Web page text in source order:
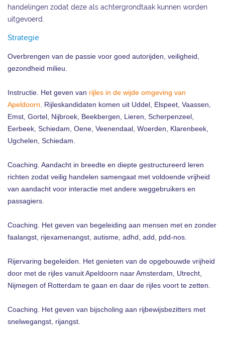
handelingen zodat deze als achtergrondtaak kunnen worden
uitgevoerd.
Strategie
Overbrengen van de passie voor goed autorijden, veiligheid,
gezondheid milieu.
Instructie. Het geven van rijles in de wijde omgeving van
Apeldoorn . Rijleskandidaten komen uit Uddel, Elspeet, Vaassen,
Emst, Gortel, Nijbroek, Beekbergen, Lieren, Scherpenzeel,
Eerbeek, Schiedam, Oene, Veenendaal, Woerden, Klarenbeek,
Ugchelen, Schiedam.
Coaching. Aandacht in breedte en diepte gestructureerd leren
richten zodat veilig handelen samengaat met voldoende vrijheid
van aandacht voor interactie met andere weggebruikers en
passagiers.
Coaching. Het geven van begeleiding aan mensen met en zonder
faalangst, rijexamenangst, autisme, adhd, add, pdd-nos.
Rijervaring begeleiden. Het genieten van de opgebouwde vrijheid
door met de rijles vanuit Apeldoorn naar Amsterdam, Utrecht,
Nijmegen of Rotterdam te gaan en daar de rijles voort te zetten.
Coaching. Het geven van bijscholing aan rijbewijsbezitters met
snelwegangst, rijangst.